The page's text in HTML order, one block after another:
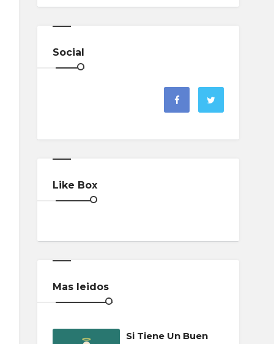
Social
Like Box
Mas leidos
Si Tiene Un Buen